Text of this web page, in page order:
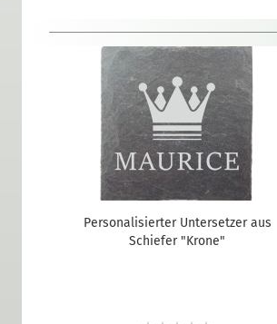
Personalisierter Untersetzer aus
Schiefer "Krone"